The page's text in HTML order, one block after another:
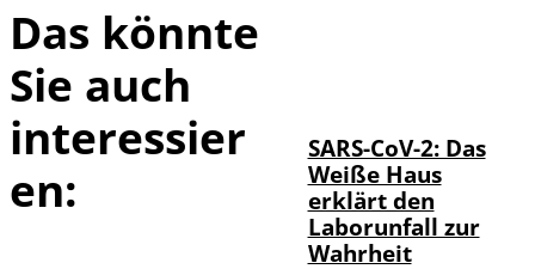
Das könnte
Sie auch
interessier
en:
SARS-CoV-2: Das
Weiße Haus
erklärt den
Laborunfall zur
Wahrheit